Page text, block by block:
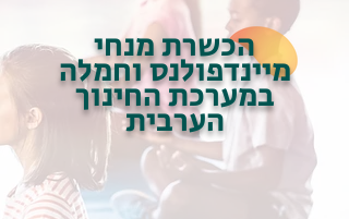
הכשרת מנחי
מיינדפולנס וחמלה
במערכת החינוך
הערבית